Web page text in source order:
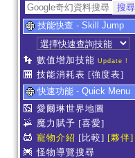
技能快查 - Skill Jump
數值增加技能 Update !
技能消耗表 [強度表]
快速功能 - Quick Menu
愛爾琳世界地圖
魔力賦予 [喜愛]
寵物介紹 [比較] [夥伴]
怪物導覽搜尋